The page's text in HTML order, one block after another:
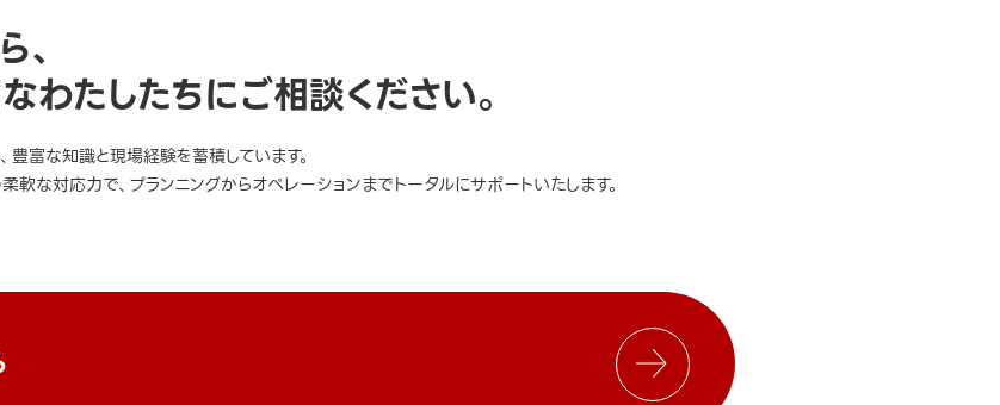
、
わたしたちにご相談ください。
富な知識と現場経験を蓄積しています。
な対応力で、プランニングからオペレーションまでトータルにサポートいたします。